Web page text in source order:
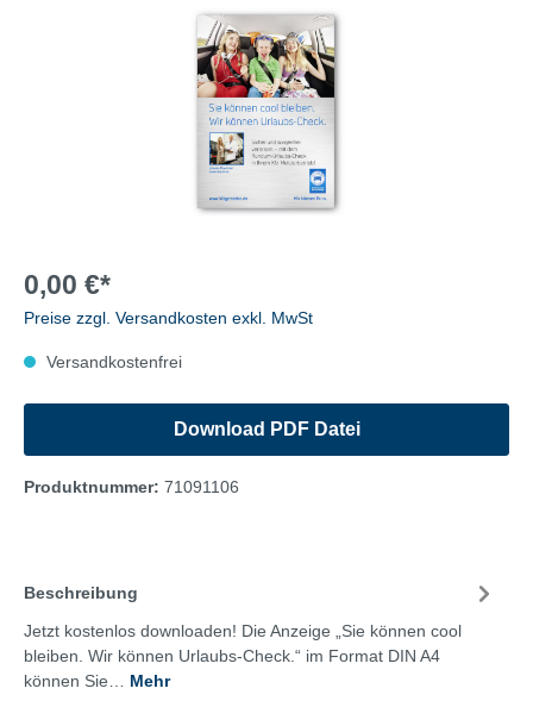
0,00 €*
Preise zzgl. Versandkosten exkl. MwSt
Versandkostenfrei
Download PDF Datei
Produktnummer: 71091106
Beschreibung
Jetzt kostenlos downloaden! Die Anzeige „Sie können cool
bleiben. Wir können Urlaubs-Check.“ im Format DIN A4
können Sie… Mehr